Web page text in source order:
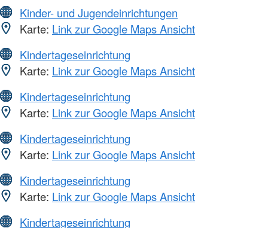
Kinder- und Jugendeinrichtungen
Karte: Link zur Google Maps Ansicht
Kindertageseinrichtung
Karte: Link zur Google Maps Ansicht
Kindertageseinrichtung
Karte: Link zur Google Maps Ansicht
Kindertageseinrichtung
Karte: Link zur Google Maps Ansicht
Kindertageseinrichtung
Karte: Link zur Google Maps Ansicht
Kindertageseinrichtung